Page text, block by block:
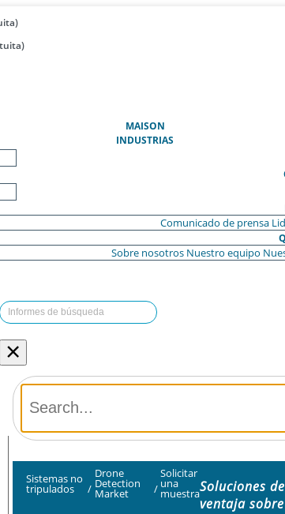
MAISON(ACTUAL)
INDUSTRIAS
Comunicado de prensa
Sobre nosotros Nuestro equipo
×
Sistemas no
tripulados /
Drone
Detection
Market /
Solicitar
una
muestraSoluciones
ventaja